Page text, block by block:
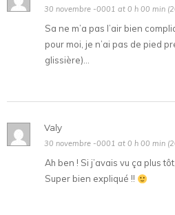
30 novembre -0001 at 0 h 00 min
Sa ne m’a pas l’air bien
pour moi, je n’ai pas de pied
glissière)…
Valy
30 novembre -0001 at 0 h 00 min
Ah ben ! Si j’avais vu ça plus
Super bien expliqué !!